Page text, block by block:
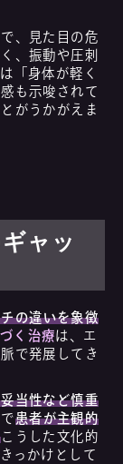
で、見た目の危
、振動や圧刺
「身体が軽く
も示唆されて
がうかがえま
ャッ
の違いを象徴
く治療は、エ
で発展してき
当性など慎重
患者が主観的
こうした文化的
っかけとして